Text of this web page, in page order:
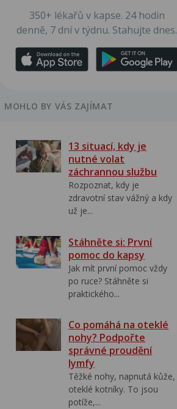
350+ lékařů v kapse. 24 hodin
denně, 7 dní v týdnu. Stahujte dnes.
MOHLO BY VÁS ZAJÍMAT
13 situací, kdy je
nutné volat
záchrannou službu
Rozpoznat, kdy je
zdravotní stav vážný a kdy
už je...
Stáhněte si: První
pomoc do kapsy
Jak mít první pomoc vždy
po ruce? Stáhněte si
praktického...
Co pomáhá na oteklé
nohy? Podpořte
správné proudění
lymfy
Těžké nohy, napnutá kůže,
oteklé kotníky. To jsou
potíže,...